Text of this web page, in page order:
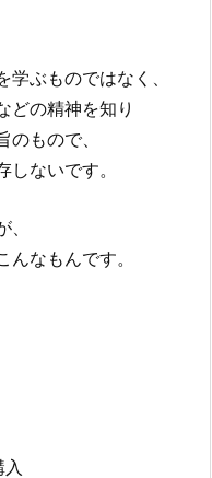
ぶものではなく、
どの精神を知り
もので、
ないです。
なもんです。